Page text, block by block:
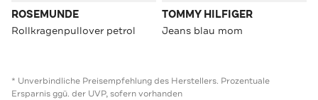
ROSEMUNDE
Rollkragenpullover petrol
TOMMY HILFIGER
Jeans blau mom
* Unverbindliche Preisempfehlung des Herstellers. Prozentuale
Ersparnis ggü. der UVP, sofern vorhanden